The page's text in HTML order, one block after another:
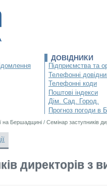
ДОВІДНИКИ
Підприємства та
Телефонні
Телефонні коди
Поштові індекси
Дім. Сад. Город.
Прогноз погоди в
на Бершадщині / Семінар заступників
директорів з